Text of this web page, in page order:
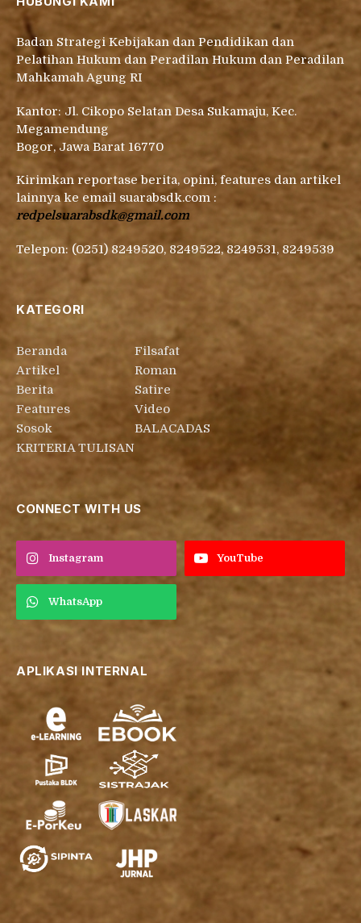
Badan Strategi Kebijakan dan Pendidikan dan
Pelatihan Hukum dan Peradilan Hukum dan Peradilan
Mahkamah Agung RI
Kantor: Jl. Cikopo Selatan Desa Sukamaju, Kec.
Megamendung
Bogor, Jawa Barat 16770
Kirimkan reportase berita, opini, features dan artikel
lainnya ke email suarabsdk.com :
redpelsuarabsdk@gmail.com
Telepon: (0251) 8249520, 8249522, 8249531, 8249539
KATEGORI
Beranda
Artikel
Berita
Features
Sosok
KRITERIA TULISAN
Filsafat
Roman
Satire
Video
BALACADAS
CONNECT WITH US
Instagram YouTube
WhatsApp
APLIKASI INTERNAL